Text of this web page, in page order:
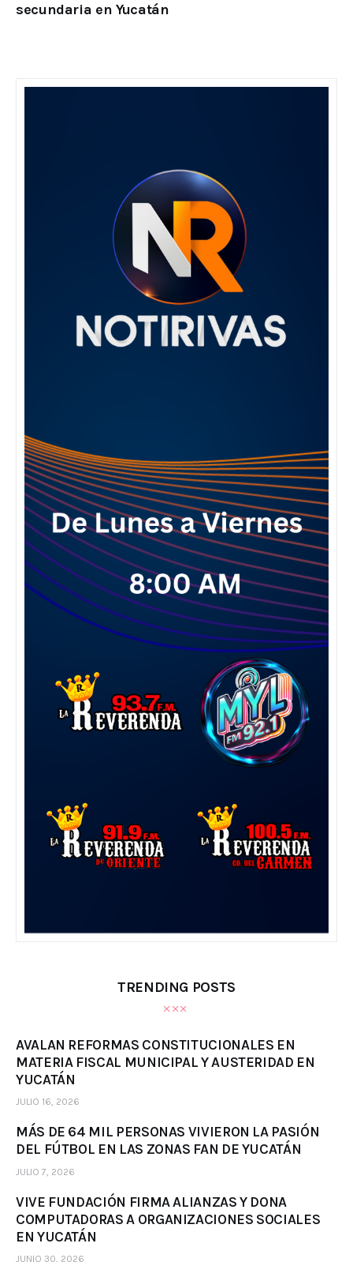
secundaria en Yucatán
TRENDING POSTS
AVALAN REFORMAS CONSTITUCIONALES EN
MATERIA FISCAL MUNICIPAL Y AUSTERIDAD EN
YUCATÁN
JULIO 16, 2026
MÁS DE 64 MIL PERSONAS VIVIERON LA PASIÓN
DEL FÚTBOL EN LAS ZONAS FAN DE YUCATÁN
JULIO 7, 2026
VIVE FUNDACIÓN FIRMA ALIANZAS Y DONA
COMPUTADORAS A ORGANIZACIONES SOCIALES
EN YUCATÁN
JUNIO 30, 2026